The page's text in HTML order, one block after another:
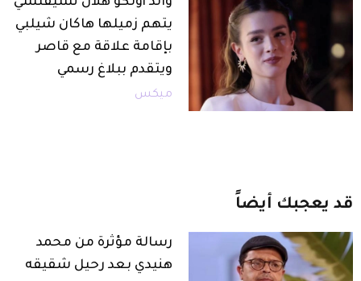
يتهم زميلها هاكان شيلبي
بإقامة علاقة مع قاصر
ويتقدم ببلاغ رسمي
ميكس
قد يعجبك أيضاً
رسالة مؤثرة من محمد
هنيدي بعد رحيل شقيقه